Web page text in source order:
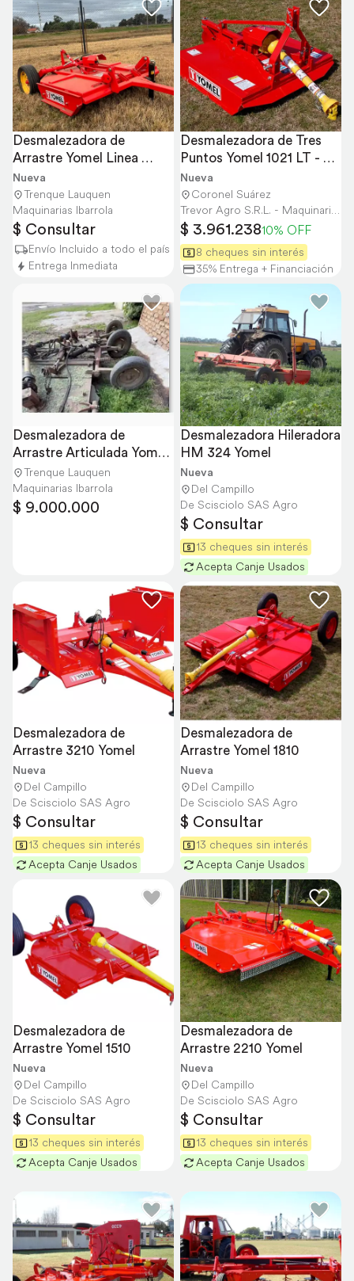
Desmalezadora de
Arrastre Yomel Linea
Reforzada BR
Nueva
Trenque Lauquen
Maquinarias Ibarrola
$ Consultar
Envío Incluido a todo el país
Entrega Inmediata
Desmalezadora de Tres
Puntos Yomel 1021 LT -
1,00 MT
Nueva
Coronel Suárez
Trevor Agro S.R.L. - Maquinaria Agrícola y Vial
$ 3.961.23810% OFF
8 cheques sin interés
35% Entrega + Financiación
Desmalezadora de
Arrastre Articulada Yomel
4310 Usada
Trenque Lauquen
Maquinarias Ibarrola
$ 9.000.000
Desmalezadora Hileradora
HM 324 Yomel
Nueva
Del Campillo
De Scisciolo SAS Agro
$ Consultar
13 cheques sin interés
Acepta Canje Usados
Desmalezadora de
Arrastre 3210 Yomel
Nueva
Del Campillo
De Scisciolo SAS Agro
$ Consultar
13 cheques sin interés
Acepta Canje Usados
Desmalezadora de
Arrastre Yomel 1810
Nueva
Del Campillo
De Scisciolo SAS Agro
$ Consultar
13 cheques sin interés
Acepta Canje Usados
Desmalezadora de
Arrastre Yomel 1510
Nueva
Del Campillo
De Scisciolo SAS Agro
$ Consultar
13 cheques sin interés
Acepta Canje Usados
Desmalezadora de
Arrastre 2210 Yomel
Nueva
Del Campillo
De Scisciolo SAS Agro
$ Consultar
13 cheques sin interés
Acepta Canje Usados